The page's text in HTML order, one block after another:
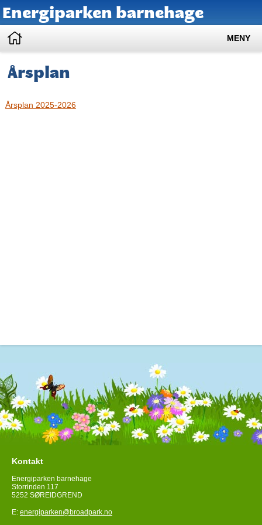
Energiparken barnehage
MENY
Årsplan
Årsplan 2025-2026
Kontakt
Energiparken barnehage
Storrinden 117
5252 SØREIDGREND
E: energiparken@broadpark.no